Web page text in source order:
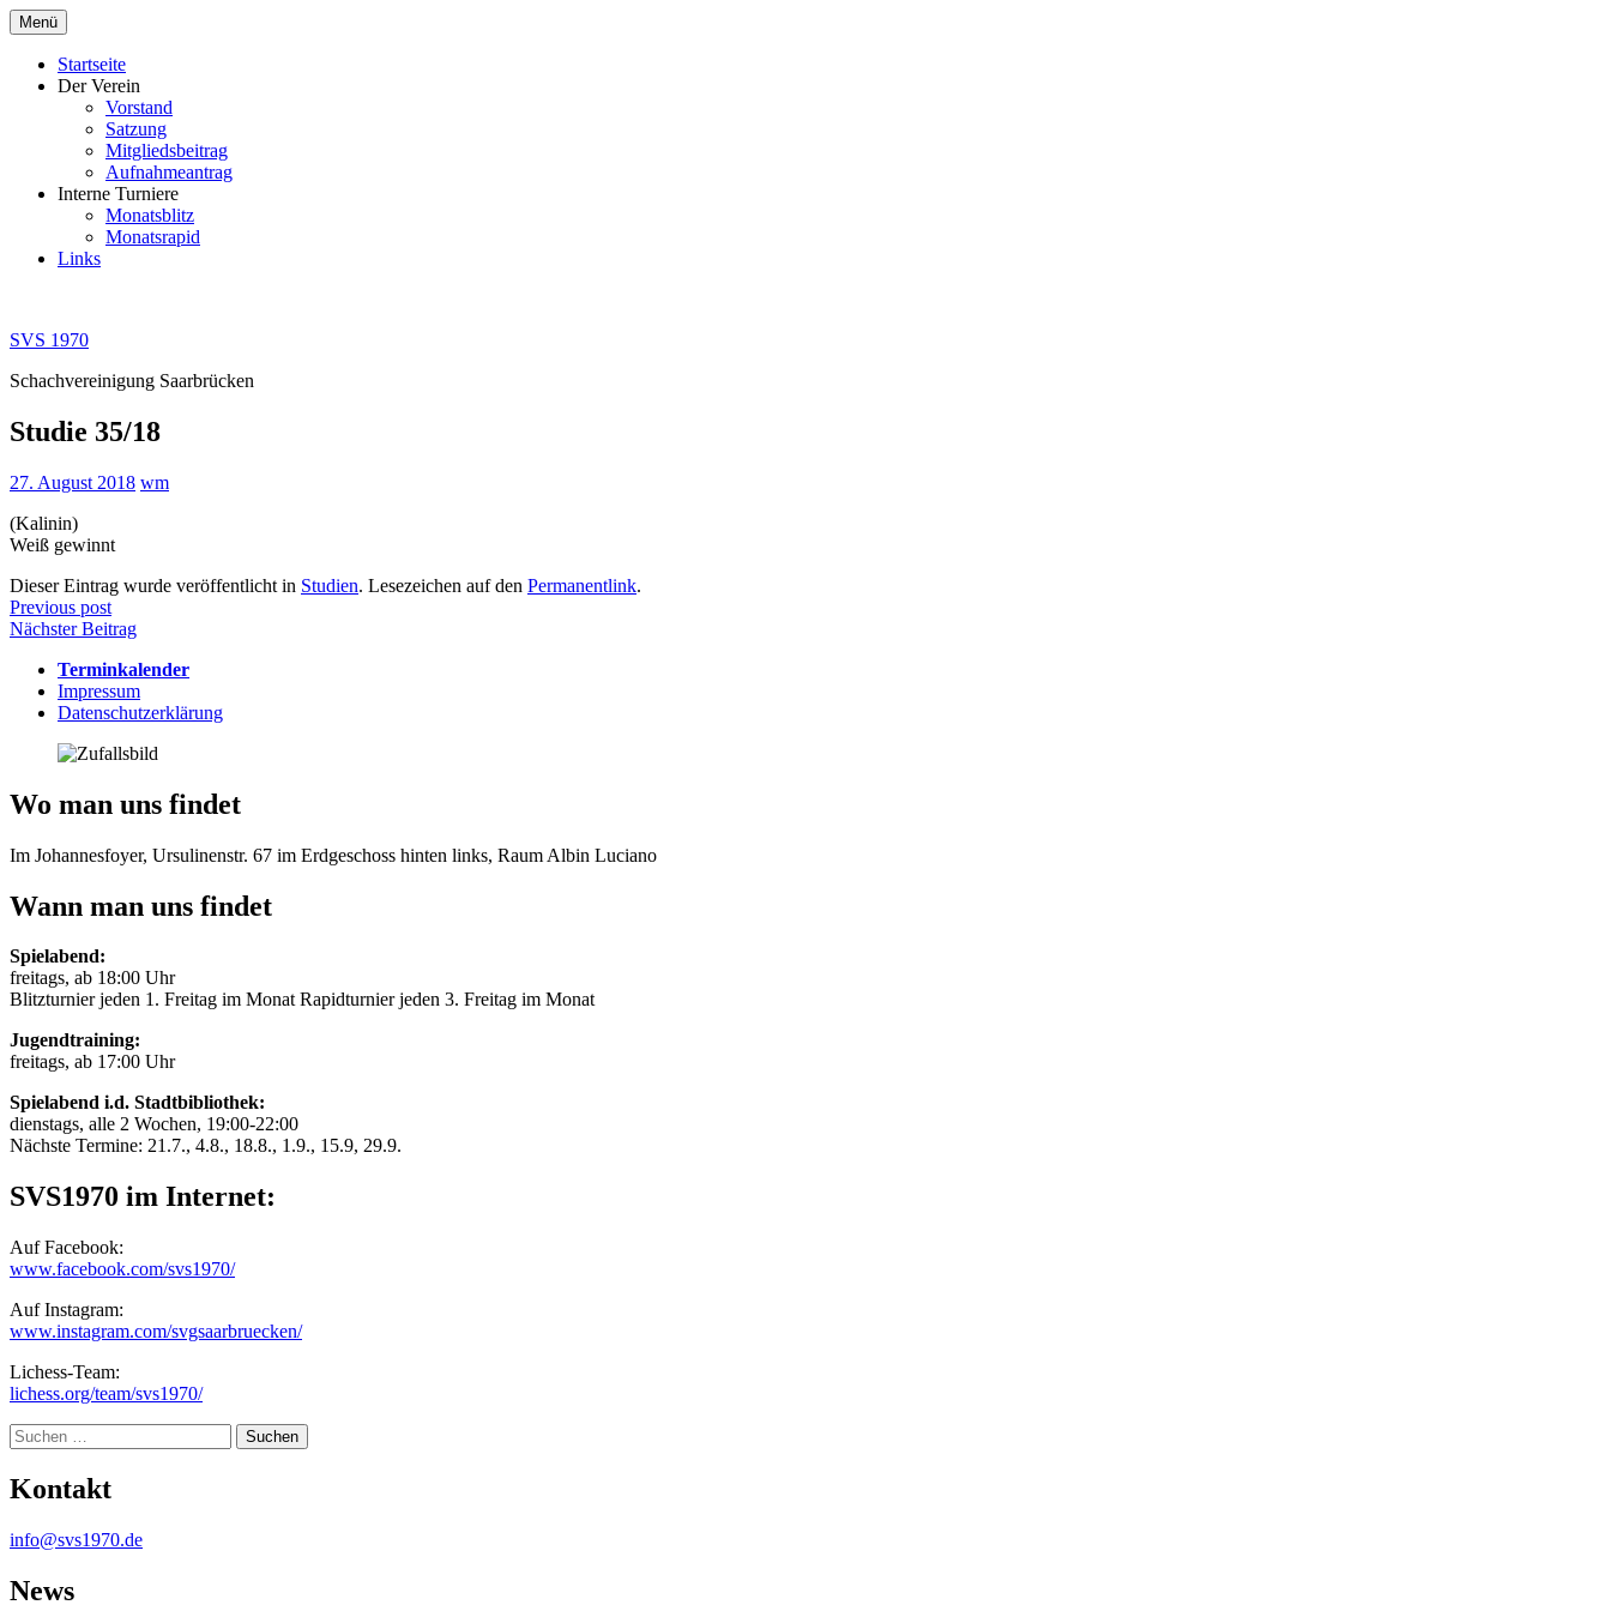
Zum
Inhalt
springen
Menü
Startseite
Der Verein
Vorstand
Satzung
Mitgliedsbeitrag
Aufnahmeantrag
Interne Turniere
Monatsblitz
Monatsrapid
Links
SVS 1970
Schachvereinigung Saarbrücken
Studie 35/18
27. August 2018 wm
(Kalinin)
Weiß gewinnt
Dieser Eintrag wurde veröffentlicht in Studien. Lesezeichen auf den Permanentlink.
Beitragsnavigation
Previous post
Nächster Beitrag
Terminkalender
Impressum
Datenschutzerklärung
Wo man uns findet
Im Johannesfoyer, Ursulinenstr. 67 im Erdgeschoss hinten links, Raum Albin Luciano
Wann man uns findet
Spielabend:
freitags, ab 18:00 Uhr
Blitzturnier jeden 1. Freitag im Monat Rapidturnier jeden 3. Freitag im Monat
Jugendtraining:
freitags, ab 17:00 Uhr
Spielabend i.d. Stadtbibliothek:
dienstags, alle 2 Wochen, 19:00-22:00
Nächste Termine: 21.7., 4.8., 18.8., 1.9., 15.9, 29.9.
SVS1970 im Internet:
Auf Facebook:
www.facebook.com/svs1970/
Auf Instagram:
www.instagram.com/svgsaarbruecken/
Lichess-Team:
lichess.org/team/svs1970/
Suche
Kontakt
info@svs1970.de
News